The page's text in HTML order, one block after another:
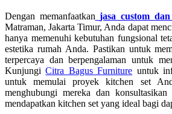
Dengan memanfaatkan jasa custom
Matraman, Jakarta Timur, Anda dapat
hanya memenuhi kebutuhan fungsional
estetika rumah Anda. Pastikan untuk
terpercaya dan berpengalaman untuk
KunjungiCitra Bagus Furniture untuk
untuk memulai proyek kitchen set
menghubungi mereka dan
mendapatkan kitchen set yang ideal bagi